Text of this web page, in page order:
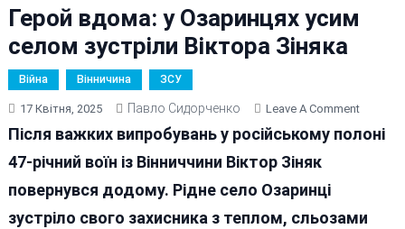
Герой вдома: у Озаринцях усим
селом зустріли Віктора Зіняка
Війна Вінничина ЗСУ
17 Квітня, 2025 Павло Сидорченко Leave A CommentOn
Герой
Усим
Після важких випробувань у російському полоні
47-річний воїн із Вінниччини Віктор Зіняк
повернувся додому. Рідне село Озаринці
зустріло свого захисника з теплом, сльозами